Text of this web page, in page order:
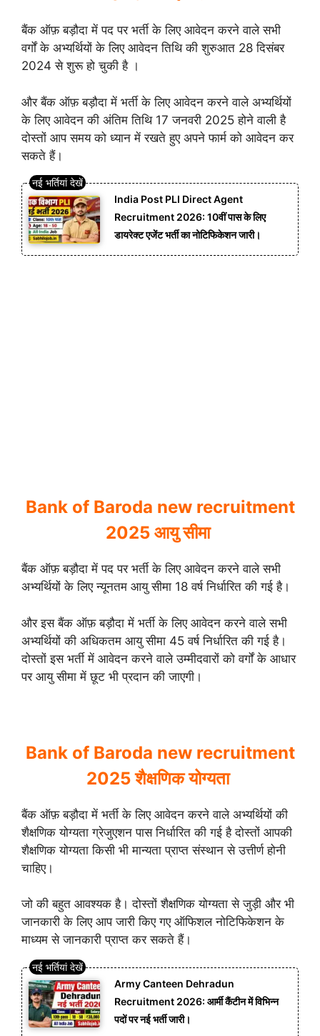
बैंक ऑफ़ बड़ौदा में पद पर भर्ती के लिए आवेदन करने वाले सभी
वर्गों के अभ्यर्थियों के लिए आवेदन तिथि की शुरुआत 28 दिसंबर
2024 से शुरू हो चुकी है ।
और बैंक ऑफ़ बड़ौदा में भर्ती के लिए आवेदन करने वाले अभ्यर्थियों
के लिए आवेदन की अंतिम तिथि 17 जनवरी 2025 होने वाली है
दोस्तों आप समय को ध्यान में रखते हुए अपने फार्म को आवेदन कर
सकते हैं।
India Post PLI Direct Agent
Recruitment 2026: 10वीं पास के लिए
डायरेक्ट एजेंट भर्ती का नोटिफिकेशन जारी।
Bank of Baroda new recruitment
2025 आयु सीमा
बैंक ऑफ़ बड़ौदा में पद पर भर्ती के लिए आवेदन करने वाले सभी
अभ्यर्थियों के लिए न्यूनतम आयु सीमा 18 वर्ष निर्धारित की गई है।
और इस बैंक ऑफ़ बड़ौदा में भर्ती के लिए आवेदन करने वाले सभी
अभ्यर्थियों की अधिकतम आयु सीमा 45 वर्ष निर्धारित की गई है।
दोस्तों इस भर्ती में आवेदन करने वाले उम्मीदवारों को वर्गों के आधार
पर आयु सीमा में छूट भी प्रदान की जाएगी।
Bank of Baroda new recruitment
2025 शैक्षणिक योग्यता
बैंक ऑफ़ बड़ौदा में भर्ती के लिए आवेदन करने वाले अभ्यर्थियों की
शैक्षणिक योग्यता ग्रेजुएशन पास निर्धारित की गई है दोस्तों आपकी
शैक्षणिक योग्यता किसी भी मान्यता प्राप्त संस्थान से उत्तीर्ण होनी
चाहिए।
जो की बहुत आवश्यक है। दोस्तों शैक्षणिक योग्यता से जुड़ी और भी
जानकारी के लिए आप जारी किए गए ऑफिशल नोटिफिकेशन के
माध्यम से जानकारी प्राप्त कर सकते हैं।
Army Canteen Dehradun
Recruitment 2026: आर्मी कैंटीन में विभिन्न
पदों पर नई भर्ती जारी।